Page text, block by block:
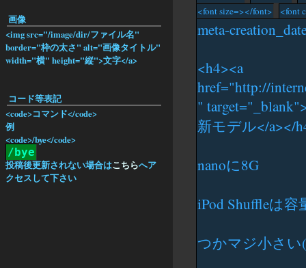
画像
<img src="/image/dir/ファイル名"
border="枠の太さ" alt="画像タイトル"
width="横" height="縦">文字</a>
コード等表記
<code>コマンド</code>
例
<code>/bye</code>
/bye
投稿後更新されない場合はこちらへア
クセスして下さい